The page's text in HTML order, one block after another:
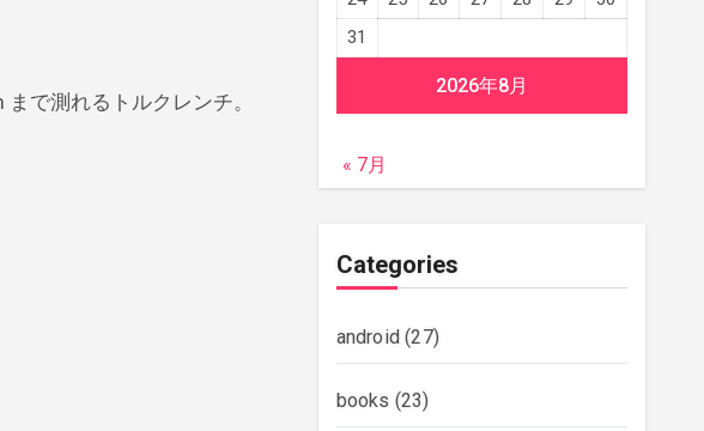
で測れるトルクレンチ。
2026年8月
31
« 7月
Categories
android(27)
books (23)